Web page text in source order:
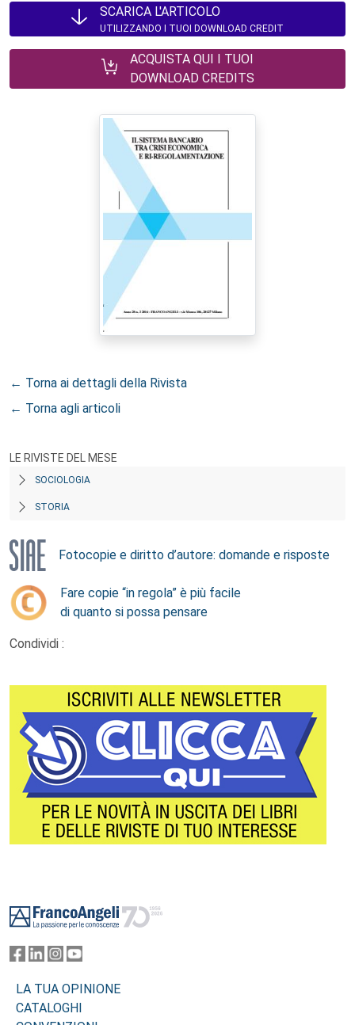
SCARICA L'ARTICOLO
UTILIZZANDO I TUOI DOWNLOAD CREDIT
ACQUISTA QUI I TUOI
DOWNLOAD CREDITS
← Torna ai dettagli della Rivista
← Torna agli articoli
LE RIVISTE DEL MESE
SOCIOLOGIA
STORIA
Fotocopie e diritto d’autore: domande e risposte
Fare copie “in regola” è più facile
di quanto si possa pensare
Condividi :
LA TUA OPINIONE
CATALOGHI